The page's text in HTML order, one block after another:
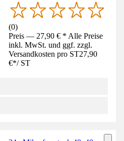
(0)
Preis — 27,90 € * Alle Preise
inkl. MwSt. und ggf. zzgl.
Versandkosten pro ST27,90
€*/ ST